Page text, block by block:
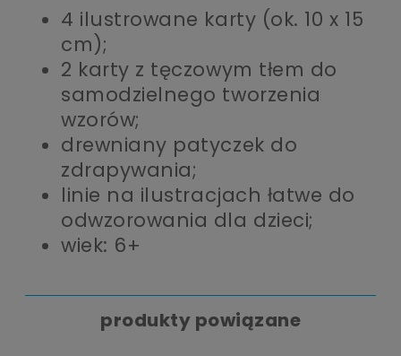
4 ilustrowane karty (ok. 10 x 15
cm);
2 karty z tęczowym tłem do
samodzielnego tworzenia
wzorów;
drewniany patyczek do
zdrapywania;
linie na ilustracjach łatwe do
odwzorowania dla dzieci;
wiek: 6+
produkty powiązane